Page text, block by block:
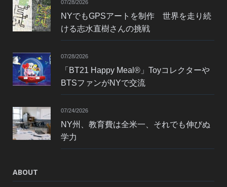
07/28/2026
NYでもGPSアートを制作 世界を走り続
ける志水直樹さんの挑戦
07/28/2026
「BT21 Happy Meal®」Toyコレクターや
BTSファンがNYで交流
07/24/2026
NY州、教育費は全米一、それでも伸びぬ
学力
ABOUT